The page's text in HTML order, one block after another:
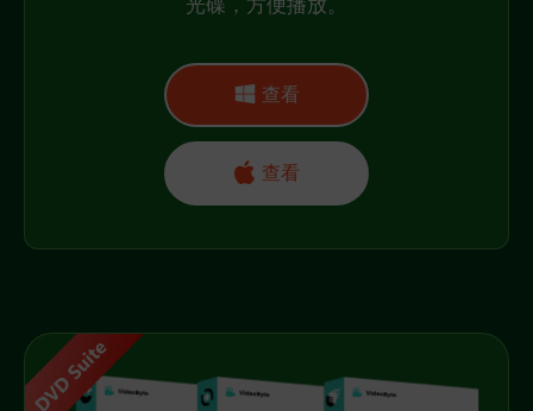
光碟，方便播放。
查看
查看